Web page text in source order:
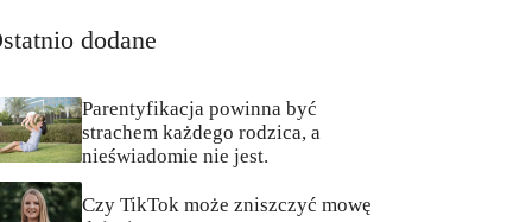
dodane
Parentyfikacja powinna być
strachem każdego rodzica, a
nieświadomie nie jest.
Czy TikTok może zniszczyć mowę